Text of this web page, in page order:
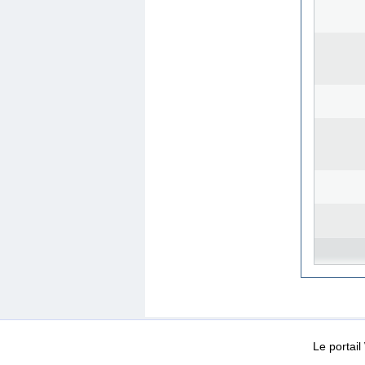
Conditions d’utilisation
Le portail